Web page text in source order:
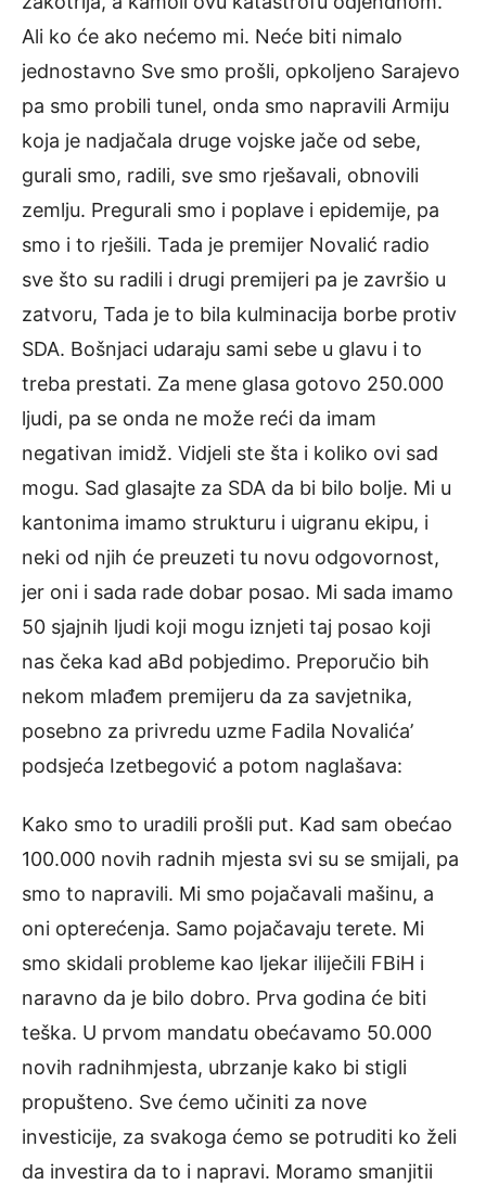
Ali ko će ako nećemo mi. Neće biti nimalo
jednostavno Sve smo prošli, opkoljeno Sarajevo
pa smo probili tunel, onda smo napravili Armiju
koja je nadjačala druge vojske jače od sebe,
gurali smo, radili, sve smo rješavali, obnovili
zemlju. Pregurali smo i poplave i epidemije, pa
smo i to rješili. Tada je premijer Novalić radio
sve što su radili i drugi premijeri pa je završio u
zatvoru, Tada je to bila kulminacija borbe protiv
SDA. Bošnjaci udaraju sami sebe u glavu i to
treba prestati. Za mene glasa gotovo 250.000
ljudi, pa se onda ne može reći da imam
negativan imidž. Vidjeli ste šta i koliko ovi sad
mogu. Sad glasajte za SDA da bi bilo bolje. Mi u
kantonima imamo strukturu i uigranu ekipu, i
neki od njih će preuzeti tu novu odgovornost,
jer oni i sada rade dobar posao. Mi sada imamo
50 sjajnih ljudi koji mogu iznjeti taj posao koji
nas čeka kad aBd pobjedimo. Preporučio bih
nekom mlađem premijeru da za savjetnika,
posebno za privredu uzme Fadila Novalića’
podsjeća Izetbegović a potom naglašava:
Kako smo to uradili prošli put. Kad sam obećao
100.000 novih radnih mjesta svi su se smijali, pa
smo to napravili. Mi smo pojačavali mašinu, a
oni opterećenja. Samo pojačavaju terete. Mi
smo skidali probleme kao ljekar iliječili FBiH i
naravno da je bilo dobro. Prva godina će biti
teška. U prvom mandatu obećavamo 50.000
novih radnihmjesta, ubrzanje kako bi stigli
propušteno. Sve ćemo učiniti za nove
investicije, za svakoga ćemo se potruditi ko želi
da investira da to i napravi. Moramo smanjitii